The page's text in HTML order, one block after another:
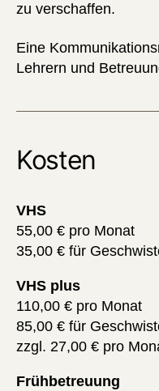
zu verschaffen.
Eine
Lehrern und
Kosten
VHS
55,00 € pro Monat
35,00 € für
VHS plus
110,00 € pro Monat
85,00 € für
zzgl. 27,00 € pro
Frühbetreuung